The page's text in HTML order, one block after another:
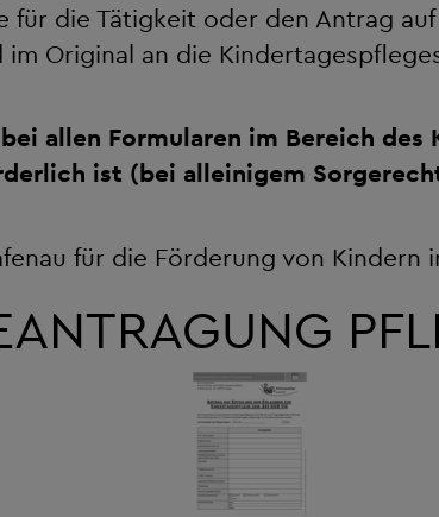
für die Tätigkeit oder den Antrag
Original an die
allen Formularen im Bereich
ist (bei alleinigem
für die Förderung von